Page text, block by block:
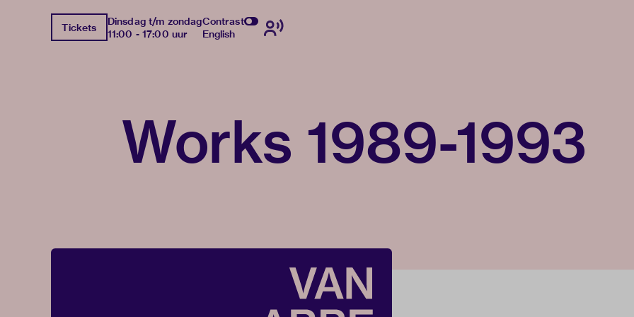
Tickets
Dinsdag t/m zondag
11:00 - 17:00 uur
Contrast
English
Works 1989-1993